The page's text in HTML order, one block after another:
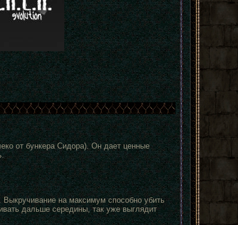
от бункера Сидора). Он дает ценные
Выкручивание на максимум способно убить
дальше середины, так уже выглядит